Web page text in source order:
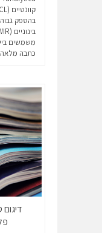
בהספק
משמשים
כתבה מלאה